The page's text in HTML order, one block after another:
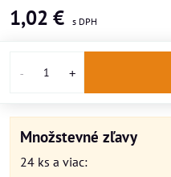
1,02 €
Množstevné zľavy
24 ks a viac: